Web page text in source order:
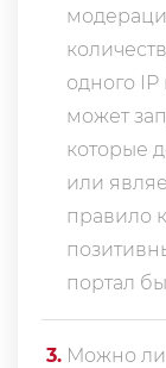
одного
может
которые
или
правило
портал
3. Можно ли